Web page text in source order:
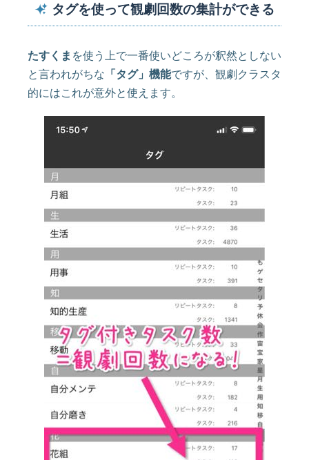
タグを使って観劇回数の集計ができる
たすくま を使う上で一番使いどころが釈然としない
と言われがちな 「タグ」機能ですが、観劇クラスタ
的にはこれが意外と使えます。